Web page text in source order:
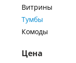
Витрины
Тумбы
Комоды
Цена